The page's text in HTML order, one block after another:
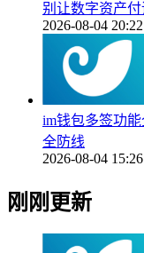
别让数字资产
2026-08-04
im钱包多签功
全防线
2026-08-04
刚刚更新